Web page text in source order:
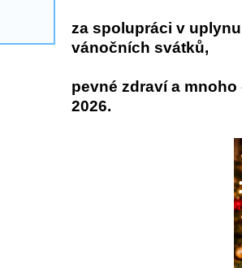
za spolupráci v
vánočních svátků,
pevné zdraví a
2026.